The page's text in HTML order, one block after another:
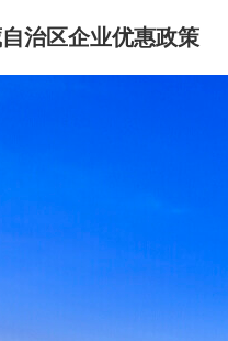
治区企业优惠政策